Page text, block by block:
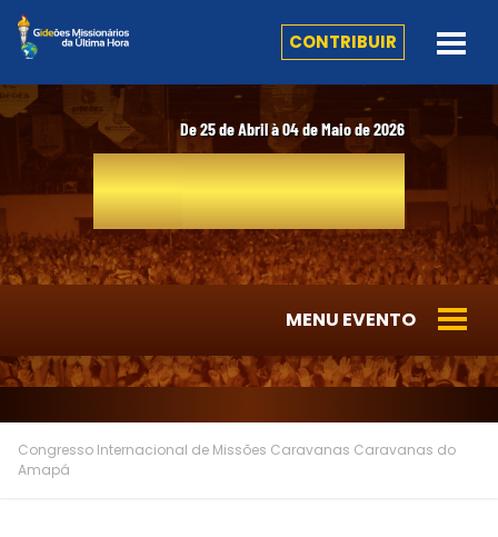
CONTRIBUIR
De 25 de Abril à 04 de Maio de 2026
41º CONGRESSO
INTERNACIONAL DE MISSÕES
MENU EVENTO
Congresso Internacional de Missões Caravanas Caravanas do
Amapá